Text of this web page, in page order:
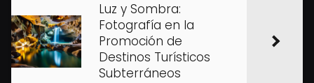
Luz y Sombra:
Fotografía en la
Promoción de
Destinos Turísticos
Subterráneos